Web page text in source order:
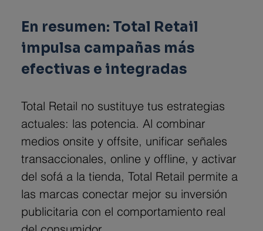
En resumen: Total Retail
impulsa campañas más
efectivas e integradas
Total Retail no sustituye tus estrategias
actuales: las potencia. Al combinar
medios onsite y offsite, unificar señales
transaccionales, online y offline, y activar
del sofá a la tienda, Total Retail permite a
las marcas conectar mejor su inversión
publicitaria con el comportamiento real